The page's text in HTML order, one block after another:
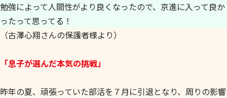
勉強によって人間性がより良くなったので、京進に入って良か
ったって思ってる！
（古澤心翔さんの保護者様より）
「息子が選んだ本気の挑戦」
昨年の夏、頑張っていた部活を７月に引退となり、周りの影響